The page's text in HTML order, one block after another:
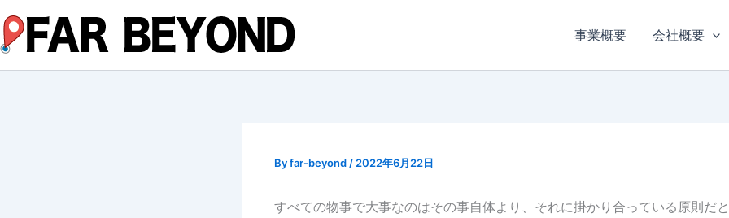
容
を
ス
事業概要 会社概要
Byfar-beyond / 2022年6月22日
すべての物事で大事なのはその事自体より、それに掛かり合っている原則だ